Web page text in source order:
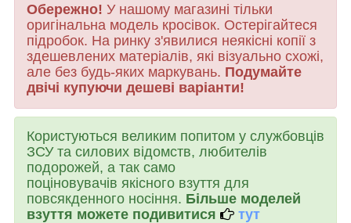
Обережно! У нашому магазині тільки
оригінальна модель кросівок. Остерігайтеся
підробок. На ринку з'явилися неякісні копії з
здешевлених матеріалів, які візуально схожі,
але без будь-яких маркувань. Подумайте
двічі купуючи дешеві варіанти!
Користуються великим попитом у службовців
ЗСУ та силових відомств, любителів
подорожей, а так само
поціновувачів якісного взуття для
повсякденного носіння. Більше моделей
взуття можете подивитися
тут